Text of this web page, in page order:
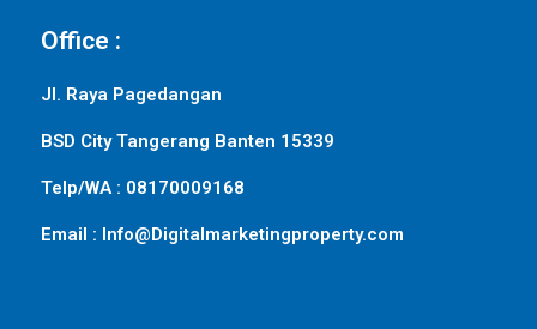
Office :
Jl. Raya Pagedangan
BSD City Tangerang Banten 15339
Telp/WA : 08170009168
Email : Info@Digitalmarketingproperty.com